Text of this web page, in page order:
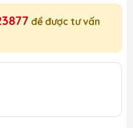
để được tư vấn